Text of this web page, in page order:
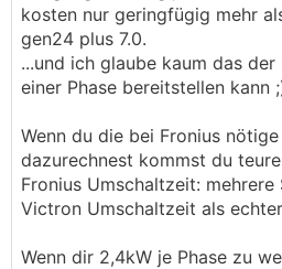
andere Möglichkeit noch
Batteriewechselrichter zu
eine der drei Phasen
kosten nur geringfügig mehr
gen24 plus 7.0.
...und ich glaube kaum das
einer Phase bereitstellen kann
Wenn du die bei Fronius
dazurechnest kommst du
Fronius Umschaltzeit: mehrere
Victron Umschaltzeit als
Wenn dir 2,4kW je Phase zu